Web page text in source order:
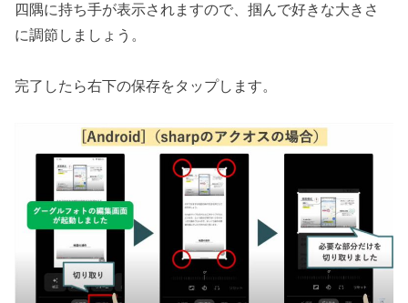
四隅に持ち手が表示されますので、掴んで好きな大きさ
に調節しましょう。
完了したら右下の保存をタップします。